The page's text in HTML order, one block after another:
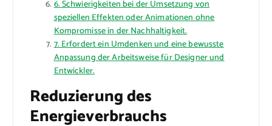
6. Schwierigkeiten bei der Umsetzung von
speziellen Effekten oder Animationen ohne
Kompromisse in der Nachhaltigkeit.
7. Erfordert ein Umdenken und eine bewusste
Anpassung der Arbeitsweise für Designer und
Entwickler.
Reduzierung des
Energieverbrauchs